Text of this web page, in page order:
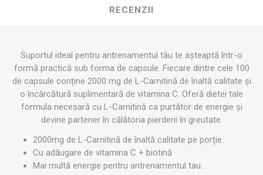
RECENZII
Suportul ideal pentru antrenamentul tău te așteaptă într-o
formă practică sub forma de capsule. Fiecare dintre cele 100
de capsule conține 2000 mg de L-Carnitină de înaltă calitate și
o încărcătură suplimentară de vitamina C. Oferă dietei tale
formula necesară cu L-Carnitină ca purtător de energie și
devine partener în călătoria pierderii în greutate.
2000mg de L-Carnitină de înaltă calitate pe porție
Cu adăugare de vitamina C + biotină
Mai multă energie pentru antrenamentul tau.